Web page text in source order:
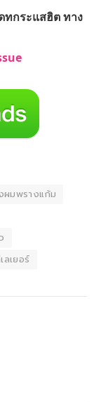
กระแสฮิต ทาง
ผมพรางแก้ม
ลเยอร์